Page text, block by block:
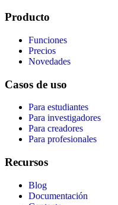
Producto
Funciones
Precios
Novedades
Casos de uso
Para estudiantes
Para investigadores
Para creadores
Para profesionales
Recursos
Blog
Documentación